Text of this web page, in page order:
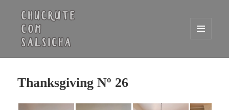
WIDGETS
Thanksgiving Nº 26